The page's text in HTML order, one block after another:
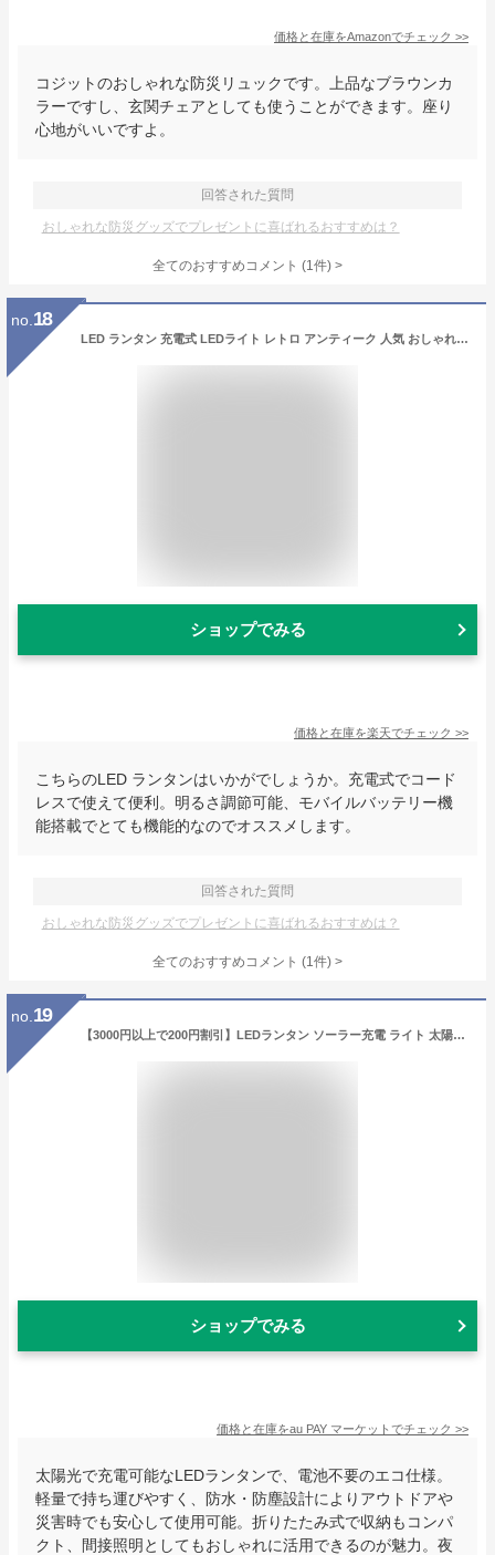
価格と在庫をAmazonでチェック >>
コジットのおしゃれな防災リュックです。上品なブラウンカ
ラーですし、玄関チェアとしても使うことができます。座り
心地がいいですよ。
回答された質問
おしゃれな防災グッズでプレゼントに喜ばれるおすすめは？
全てのおすすめコメント (1件) >
no. 18
LED ランタン 充電式 LEDライト レトロ アンティーク 人気 おしゃれ 防災グッズ キャンプ用品 アウトドア LEDランタン
ショップでみる
価格と在庫を楽天でチェック >>
こちらのLED ランタンはいかがでしょうか。充電式でコード
レスで使えて便利。明るさ調節可能、モバイルバッテリー機
能搭載でとても機能的なのでオススメします。
回答された質問
おしゃれな防災グッズでプレゼントに喜ばれるおすすめは？
全てのおすすめコメント (1件) >
no. 19
【3000円以上で200円割引】LEDランタン ソーラー充電 ライト 太陽光 ソーラーパネル 軽量 防水 防塵 おしゃれ 防災グッズ 間接照明 折り
ショップでみる
価格と在庫をau PAY マーケット でチェック >>
太陽光で充電可能なLEDランタンで、電池不要のエコ仕様。
軽量で持ち運びやすく、防水・防塵設計によりアウトドアや
災害時でも安心して使用可能。折りたたみ式で収納もコンパ
クト、間接照明としてもおしゃれに活用できるのが魅力。夜